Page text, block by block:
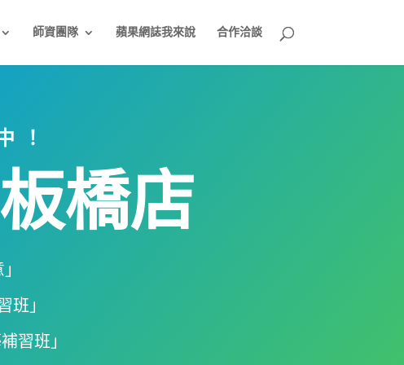
師資團隊 蘋果網誌我來說 合作洽談
！
橋店
班」
習班」